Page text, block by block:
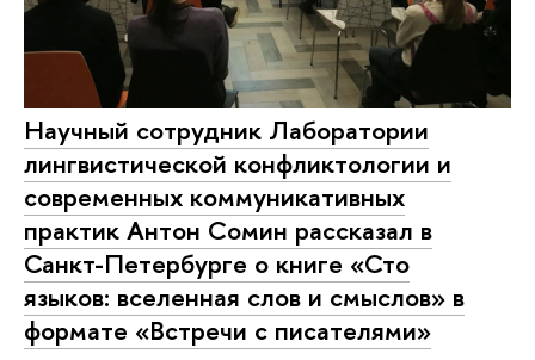
Научный сотрудник Лаборатории
лингвистической конфликтологии и
современных коммуникативных
практик Антон Сомин рассказал в
Санкт-Петербурге о книге «Сто
языков: вселенная слов и смыслов» в
формате «Встречи с писателями»